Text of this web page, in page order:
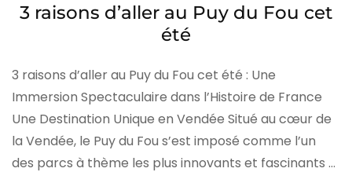
3 raisons d’aller au Puy du Fou cet
été
3 raisons d’aller au Puy du Fou cet été : Une
Immersion Spectaculaire dans l’Histoire de France
Une Destination Unique en Vendée Situé au cœur de
la Vendée, le Puy du Fou s’est imposé comme l’un
des parcs à thème les plus innovants et fascinants …